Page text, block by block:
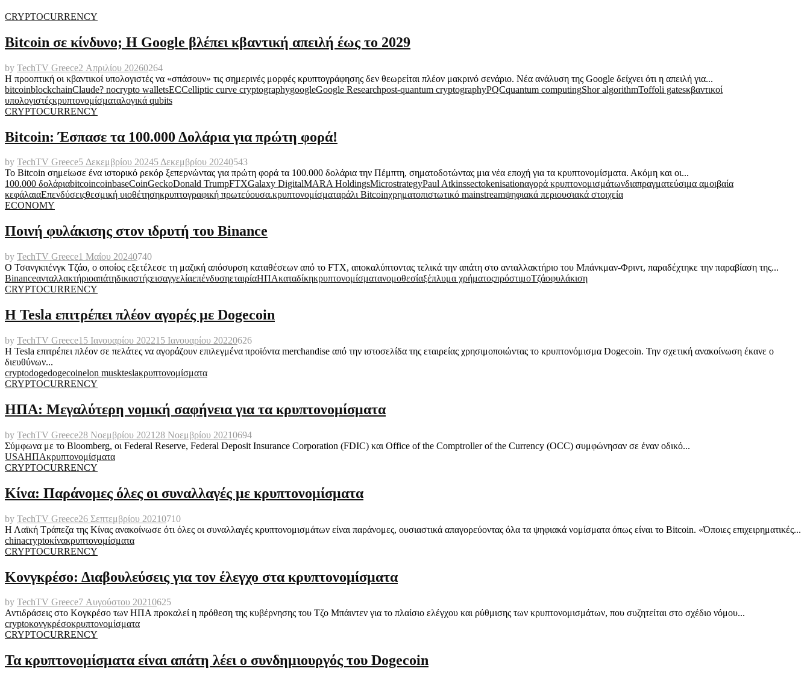
CRYPTOCURRENCY
Bitcoin σε κίνδυνο; Η Google βλέπει κβαντική απειλή έως το 2029
by TechTV Greece2 Απριλίου 20260264
Η προοπτική οι κβαντικοί υπολογιστές να «σπάσουν» τις σημερινές μορφές κρυπτογράφησης δεν θεωρείται πλέον μακρινό σενάριο. Νέα ανάλυση της Google δείχνει ότι η απειλή για...
bitcoinblockchainClaude? nocrypto walletsECCelliptic curve cryptographygoogleGoogle Researchpost-quantum cryptographyPQCquantum computingShor algorithmToffoli gatesκβαντικοί
υπολογιστέςκρυπτονομίσματαλογικά qubits
CRYPTOCURRENCY
Bitcoin: Έσπασε τα 100.000 Δολάρια για πρώτη φορά!
by TechTV Greece5 Δεκεμβρίου 20245 Δεκεμβρίου 20240543
Το Bitcoin σημείωσε ένα ιστορικό ρεκόρ ξεπερνώντας για πρώτη φορά τα 100.000 δολάρια την Πέμπτη, σηματοδοτώντας μια νέα εποχή για τα κρυπτονομίσματα. Ακόμη και οι...
100.000 δολάριαbitcoincoinbaseCoinGeckoDonald TrumpFTXGalaxy DigitalMARA HoldingsMicrostrategyPaul Atkinssectokenisationαγορά κρυπτονομισμάτωνδιαπραγματεύσιμα αμοιβαία
κεφάλαιαΕπενδύσειςθεσμική υιοθέτησηκρυπτογραφική πρωτεύουσα.κρυπτονομίσματαράλι Bitcoinχρηματοπιστωτικό mainstreamψηφιακά περιουσιακά στοιχεία
ECONOMY
Ποινή φυλάκισης στον ιδρυτή του Binance
by TechTV Greece1 Μαΐου 20240740
Ο Τσανγκπένγκ Τζάο, ο οποίος εξετέλεσε τη μαζική απόσυρση καταθέσεων από το FTX, αποκαλύπτοντας τελικά την απάτη στο ανταλλακτήριο του Μπάνκμαν-Φριντ, παραδέχτηκε την παραβίαση της...
BinanceανταλλακτήριοαπάτηδικαστήςεισαγγελίαεπένδυσηεταιρίαΗΠΑκαταδίκηκρυπτονομίσματανομοθεσίαξέπλυμα χρήματοςπρόστιμοΤζάοφυλάκιση
CRYPTOCURRENCY
Η Tesla επιτρέπει πλέον αγορές με Dogecoin
by TechTV Greece15 Ιανουαρίου 202215 Ιανουαρίου 20220626
Η Tesla επιτρέπει πλέον σε πελάτες να αγοράζουν επιλεγμένα προϊόντα merchandise από την ιστοσελίδα της εταιρείας χρησιμοποιώντας το κρυπτονόμισμα Dogecoin. Την σχετική ανακοίνωση έκανε ο
διευθύνων...
cryptodogedogecoinelon muskteslaκρυπτονομίσματα
CRYPTOCURRENCY
ΗΠΑ: Μεγαλύτερη νομική σαφήνεια για τα κρυπτονομίσματα
by TechTV Greece28 Νοεμβρίου 2021 28 Νοεμβρίου 20210694
Σύμφωνα με το Bloomberg, οι Federal Reserve, Federal Deposit Insurance Corporation (FDIC) και Office of the Comptroller of the Currency (OCC) συμφώνησαν σε έναν οδικό...
USAΗΠΑκρυπτονομίσματα
CRYPTOCURRENCY
Κίνα: Παράνομες όλες οι συναλλαγές με κρυπτονομίσματα
by TechTV Greece26 Σεπτεμβρίου 20210710
Η Λαϊκή Τράπεζα της Κίνας ανακοίνωσε ότι όλες οι συναλλαγές κρυπτονομισμάτων είναι παράνομες, ουσιαστικά απαγορεύοντας όλα τα ψηφιακά νομίσματα όπως είναι το Bitcoin. «Όποιες επιχειρηματικές...
chinacryptoκίνακρυπτονομίσματα
CRYPTOCURRENCY
Κονγκρέσο: Διαβουλεύσεις για τον έλεγχο στα κρυπτονομίσματα
by TechTV Greece7 Αυγούστου 20210625
Αντιδράσεις στο Κογκρέσο των ΗΠΑ προκαλεί η πρόθεση της κυβέρνησης του Τζο Μπάιντεν για το πλαίσιο ελέγχου και ρύθμισης των κρυπτονομισμάτων, που συζητείται στο σχέδιο νόμου...
cryptoκονγκρέσοκρυπτονομίσματα
CRYPTOCURRENCY
Τα κρυπτονομίσματα είναι απάτη λέει ο συνδημιουργός του Dogecoin